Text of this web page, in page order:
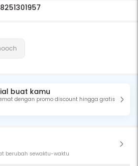
buat kamu
dengan promo discount hingga gratis
berubah sewaktu-waktu